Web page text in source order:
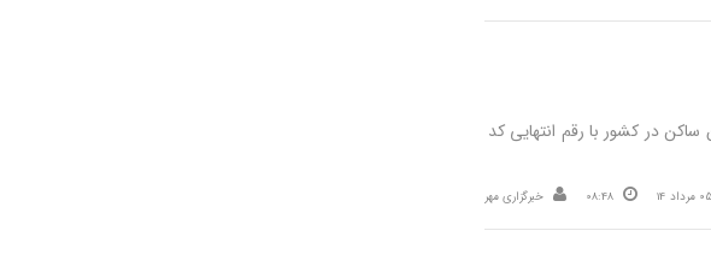
ایرانیان ساکن در کشور با رقم انتهایی کد
05 مرداد 14 08:48 خبرگزاری مهر